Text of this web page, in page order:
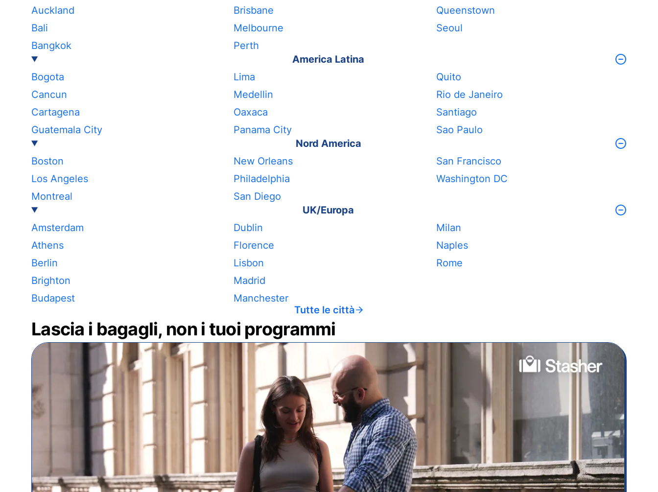
Auckland
Bali
Bangkok
Brisbane
Melbourne
Perth
Queenstown
Seoul
America Latina
Bogota
Cancun
Cartagena
Guatemala City
Lima
Medellin
Oaxaca
Panama City
Quito
Rio de Janeiro
Santiago
Sao Paulo
Nord America
Boston
Los Angeles
Montreal
New Orleans
Philadelphia
San Diego
San Francisco
Washington DC
UK/Europa
Amsterdam
Athens
Berlin
Brighton
Budapest
Dublin
Florence
Lisbon
Madrid
Manchester
Milan
Naples
Rome
Tutte le città
Lascia i bagagli, non i tuoi programmi